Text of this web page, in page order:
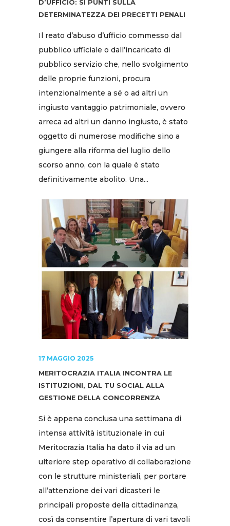
D’UFFICIO: SI PUNTI SULLA
DETERMINATEZZA DEI PRECETTI PENALI
Il reato d’abuso d’ufficio commesso dal
pubblico ufficiale o dall’incaricato di
pubblico servizio che, nello svolgimento
delle proprie funzioni, procura
intenzionalmente a sé o ad altri un
ingiusto vantaggio patrimoniale, ovvero
arreca ad altri un danno ingiusto, è stato
oggetto di numerose modifiche sino a
giungere alla riforma del luglio dello
scorso anno, con la quale è stato
definitivamente abolito. Una...
17 MAGGIO 2025
MERITOCRAZIA ITALIA INCONTRA LE
ISTITUZIONI, DAL TU SOCIAL ALLA
GESTIONE DELLA CONCORRENZA
Si è appena conclusa una settimana di
intensa attività istituzionale in cui
Meritocrazia Italia ha dato il via ad un
ulteriore step operativo di collaborazione
con le strutture ministeriali, per portare
all’attenzione dei vari dicasteri le
principali proposte della cittadinanza,
così da consentire l’apertura di vari tavoli